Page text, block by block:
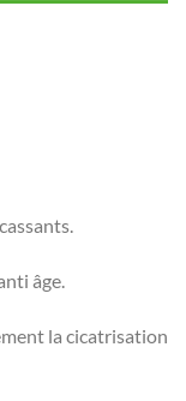
âge.
la cicatrisation